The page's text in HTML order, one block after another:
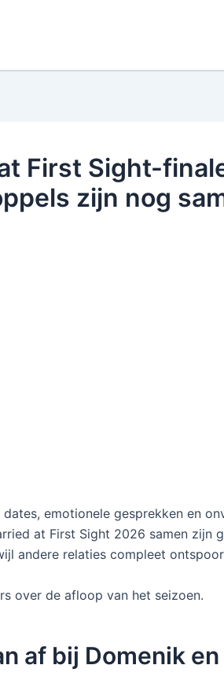
First Sight-
zijn nog
emotionele gesprekken en
at First Sight 2026 samen zijn
andere relaties compleet
over de afloop van het seizoen.
af bij Domenik en